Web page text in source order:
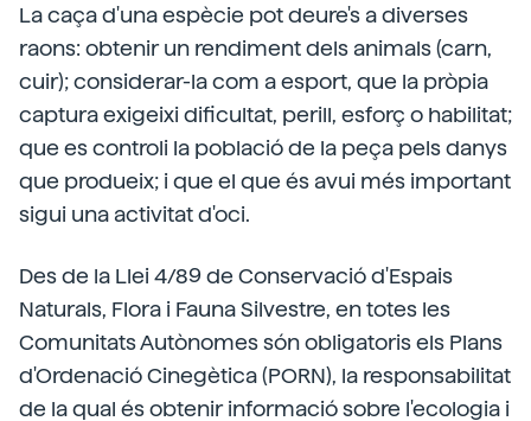
La caça d'una espècie pot deure's a diverses
raons: obtenir un rendiment dels animals (carn,
cuir); considerar-la com a esport, que la pròpia
captura exigeixi dificultat, perill, esforç o habilitat;
que es controli la població de la peça pels danys
que produeix; i que el que és avui més important
sigui una activitat d'oci.
Des de la Llei 4/89 de Conservació d'Espais
Naturals, Flora i Fauna Silvestre, en totes les
Comunitats Autònomes són obligatoris els Plans
d'Ordenació Cinegètica (PORN), la responsabilitat
de la qual és obtenir informació sobre l'ecologia i